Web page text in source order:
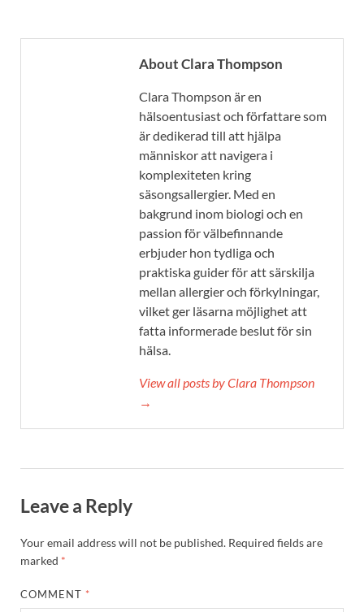
About Clara Thompson
Clara Thompson är en
hälsoentusiast och författare som
är dedikerad till att hjälpa
människor att navigera i
komplexiteten kring
säsongsallergier. Med en
bakgrund inom biologi och en
passion för välbefinnande
erbjuder hon tydliga och
praktiska guider för att särskilja
mellan allergier och förkylningar,
vilket ger läsarna möjlighet att
fatta informerade beslut för sin
hälsa.
View all posts by Clara Thompson
→
Leave a Reply
Your email address will not be published. Required fields are
marked *
COMMENT *